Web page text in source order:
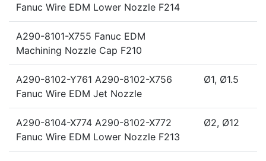
Fanuc Wire EDM Lower Nozzle F214
A290-8101-X755 Fanuc EDM
Machining Nozzle Cap F210
A290-8102-Y761 A290-8102-X756
Fanuc Wire EDM Jet Nozzle
Ø1, Ø1.5
A290-8104-X774 A290-8102-X772
Fanuc Wire EDM Lower Nozzle F213
Ø2, Ø12